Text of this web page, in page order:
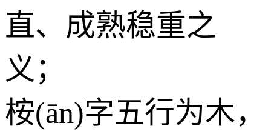
直、成熟稳重之
义；
桉(ān)字五行为木，